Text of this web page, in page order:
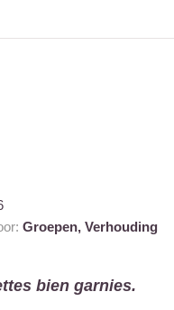
Groepen, Verhouding
bien garnies.